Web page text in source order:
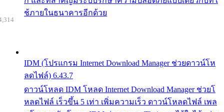
ช้ภายในธนาคารอีกด้วย
IDM (โปรแกรม Internet Download Manager ช่วยดาวน์โห
ลดไฟล์) 6.43.7
ดาวน์โหลด IDM โหลด Internet Download Manager ช่วยโ
หลดไฟล์ เร็วขึ้น 5 เท่า เพิ่มความเร็ว ดาวน์โหลดไฟล์ เพล